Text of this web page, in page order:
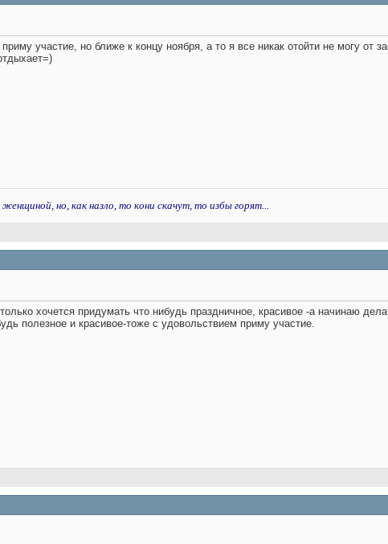
участие, но ближе к концу ноября, а то я все никак отойти не могу
но, как назло, то кони скачут, то избы горят...
хочется придумать что нибудь праздничное, красивое -а начинаю
полезное и красивое-тоже с удовольствием приму участие.